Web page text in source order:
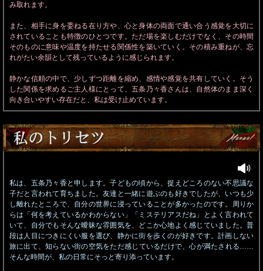
み取れます。
また、相手に身を委ねる在り方や、心と身体の両面で通い合う感覚を大切に
されていることも特徴のひとつです。ただ場を楽しむだけでなく、その時間
そのものに意味や温度を持たせる関係性を築いていく。その積み重ねが、忘
れがたい余韻として残っているように感じられます。
静かな信頼の中で、少しずつ距離を縮め、感情や感覚を共有していく。そう
した関係を求めるご主人様にとって、五条乃々香さんは、自然体のまま深く
向き合いやすい存在だと、私は受け止めています。
私は、五条乃々香と申します。子どもの頃から、捉えどころのない不思議な
子だと言われて育ちました。友達と一緒に遊ぶのも好きでしたが、いつも少
し離れたところで、自分の世界に浸っていることが多かったのです。周りか
らは「何を考えているかわからない」「ミステリアスだね」とよく言われて
いて、自分でもそんな曖昧な雰囲気を、どこか心地よく感じていました。普
段は人目につきにくい服を選び、静かに街を歩くのが好きです。計画しない
旅に出て、知らない街の空気をただ感じているだけで、心が満たされる……
そんな時間が、私の日常にそっと寄り添っています。